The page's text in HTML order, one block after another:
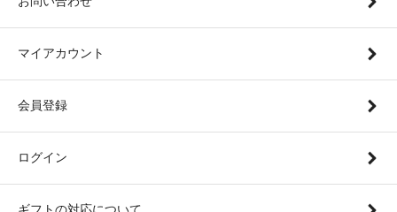
マイアカウント
会員登録
ログイン